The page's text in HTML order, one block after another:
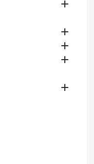




